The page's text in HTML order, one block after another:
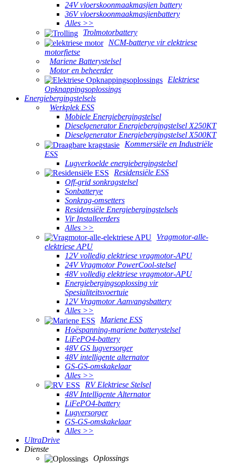
24V vloerskoonmaakmasjien battery
36V vloerskoonmaakmasjienbattery
Alles >>
Trolmotorbattery
NCM-batterye vir elektriese
motorfietse
Mariene Batterystelsel
Motor en beheerder
Elektriese
Opknappingsoplossings
Energiebergingstelsels
Werkplek ESS
Mobiele Energiebergingstelsel
Dieselgenerator Energiebergingstelsel X250KT
Dieselgenerator Energiebergingstelsel X500KT
Kommersiële en Industriële
ESS
Lugverkoelde energiebergingstelsel
Residensiële ESS
Off-grid sonkragstelsel
Sonbatterye
Sonkrag-omsetters
Residensiële Energiebergingstelsels
Vir Installeerders
Alles >>
Vragmotor-alle-
elektriese APU
12V volledig elektriese vragmotor-APU
24V Vragmotor PowerCool-stelsel
48V volledig elektriese vragmotor-APU
Energiebergingsoplossing vir
Spesialiteitsvoertuie
12V Vragmotor Aanvangsbattery
Alles >>
Mariene ESS
Hoëspanning-mariene batterystelsel
LiFePO4-battery
48V GS lugversorger
48V intelligente alternator
GS-GS-omskakelaar
Alles >>
RV Elektriese Stelsel
48V Intelligente Alternator
LiFePO4-battery
Lugversorger
GS-GS-omskakelaar
Alles >>
UltraDrive
Dienste
Oplossings